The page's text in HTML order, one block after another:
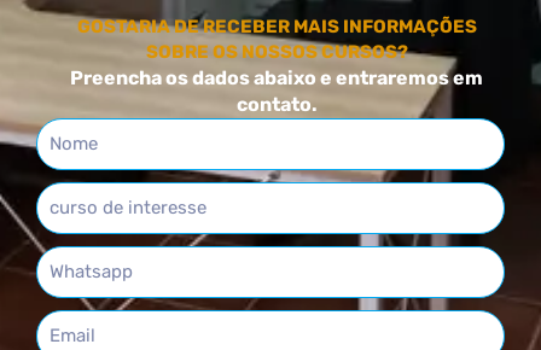
GOSTARIA DE RECEBER MAIS INFORMAÇÕES
SOBRE OS NOSSOS CURSOS?
Preencha os dados abaixo e entraremos em
contato.